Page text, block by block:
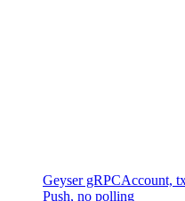
Geyser gRPCAccount,
Push, no polling